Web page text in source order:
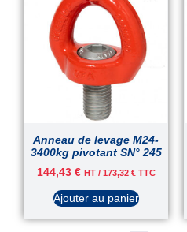
Anneau de levage M24-
3400kg pivotant SN° 245
144,43 € HT / 173,32 €TTC
Ajouter au panier